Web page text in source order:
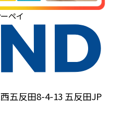
ペイ
五反田8-4-13 五反田JP